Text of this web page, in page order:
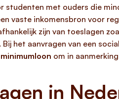
studenten met ouders die
vaste inkomensbron voor
zijn van toeslagen
het aanvragen van een
om in
in